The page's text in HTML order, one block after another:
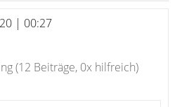
| 00:27
(12 Beiträge, 0x hilfreich)